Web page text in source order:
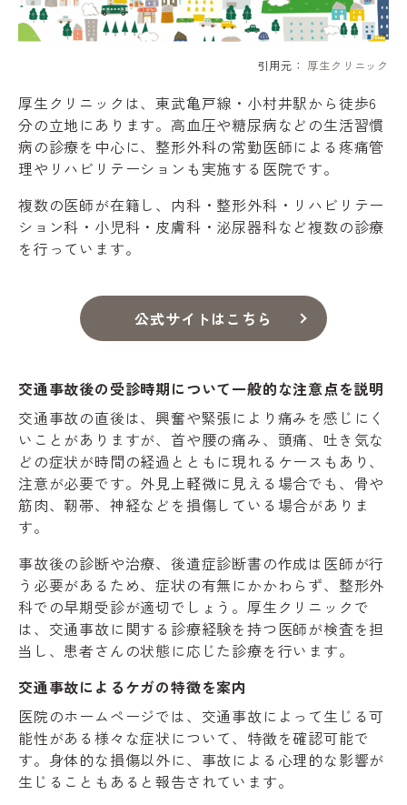
引用元： 厚生クリニック
厚生クリニックは、東武亀戸線・小村井駅から徒歩6
分の立地にあります。高血圧や糖尿病などの生活習慣
病の診療を中心に、整形外科の常勤医師による疼痛管
理やリハビリテーションも実施する医院です。
複数の医師が在籍し、内科・整形外科・リハビリテー
ション科・小児科・皮膚科・泌尿器科など複数の診療
を行っています。
公式サイトはこちら
交通事故後の受診時期について一般的な注意点を説明
交通事故の直後は、興奮や緊張により痛みを感じにく
いことがありますが、首や腰の痛み、頭痛、吐き気な
どの症状が時間の経過とともに現れるケースもあり、
注意が必要です。外見上軽微に見える場合でも、骨や
筋肉、靭帯、神経などを損傷している場合がありま
す。
事故後の診断や治療、後遺症診断書の作成は医師が行
う必要があるため、症状の有無にかかわらず、整形外
科での早期受診が適切でしょう。厚生クリニックで
は、交通事故に関する診療経験を持つ医師が検査を担
当し、患者さんの状態に応じた診療を行います。
交通事故によるケガの特徴を案内
医院のホームページでは、交通事故によって生じる可
能性がある様々な症状について、特徴を確認可能で
す。身体的な損傷以外に、事故による心理的な影響が
生じることもあると報告されています。